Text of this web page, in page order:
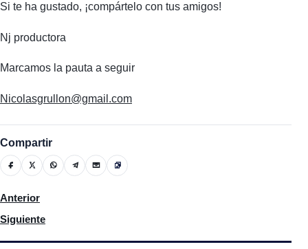
Si te ha gustado, ¡compártelo con tus amigos!
Nj productora
Marcamos la pauta a seguir
Nicolasgrullon@gmail.com
Compartir
Artículo anterior: Policía acusa hombre de asaltar a su padre
Anterior
Artículo siguiente: Eco Mujer entre otras instituciones invitan a
Siguiente